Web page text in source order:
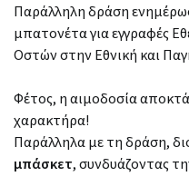
Παράλληλη δράση
μπατονέτα για εγγραφές
Οστών στην Εθνική και
Φέτος, η αιμοδοσία
χαρακτήρα!
Παράλληλα με τη δράση,
μπάσκετ, συνδυάζοντας